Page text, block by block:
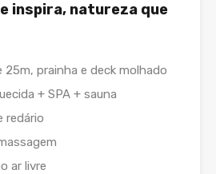
inspira, natureza que
25m, prainha e deck molhado
+ SPA + sauna
redário
ar livre